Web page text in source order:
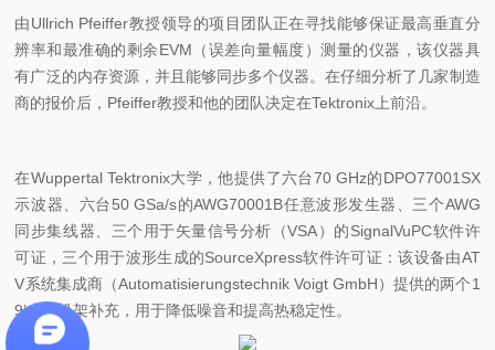
由Ullrich Pfeiffer教授领导的项目团队正在寻找能够保证最高垂直分
辨率和最准确的剩余EVM（误差向量幅度）测量的仪器，该仪器具
有广泛的内存资源，并且能够同步多个仪器。在仔细分析了几家制造
商的报价后，Pfeiffer教授和他的团队决定在Tektronix上前沿。
在Wuppertal Tektronix大学，他提供了六台70 GHz的DPO77001SX
示波器、六台50 GSa/s的AWG70001B任意波形发生器、三个AWG
同步集线器、三个用于矢量信号分析（VSA）的SignalVuPC软件许
可证，三个用于波形生成的SourceXpress软件许可证：该设备由AT
V系统集成商（Automatisierungstechnik Voigt GmbH）提供的两个1
9’水冷机架补充，用于降低噪音和提高热稳定性。